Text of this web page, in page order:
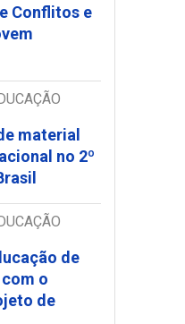
Conflitos e
material
no 2º
de
o
de